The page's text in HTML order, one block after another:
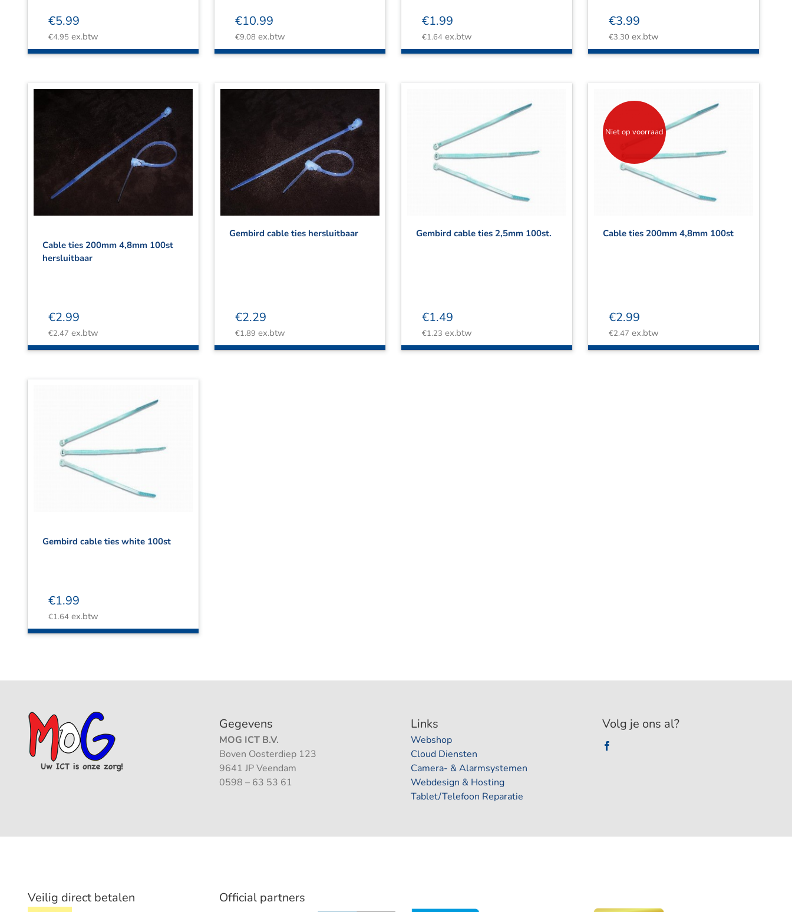
€5.99
€4.95 ex.btw
€10.99
€9.08 ex.btw
€1.99
€1.64 ex.btw
€3.99
€3.30 ex.btw
Cable ties 200mm 4,8mm 100st
hersluitbaar
€2.99
€2.47 ex.btw
Gembird cable ties hersluitbaar
€2.29
€1.89 ex.btw
Gembird cable ties 2,5mm 100st.
€1.49
€1.23 ex.btw
Niet op voorraad
Cable ties 200mm 4,8mm 100st
€2.99
€2.47 ex.btw
Gembird cable ties white 100st
€1.99
€1.64 ex.btw
Gegevens
MOG ICT B.V.
Boven Oosterdiep 123
9641 JP Veendam
0598 – 63 53 61
Links
Webshop
Cloud Diensten
Camera- & Alarmsystemen
Webdesign & Hosting
Tablet/Telefoon Reparatie
Volg je ons al?
Veilig direct betalen Official partners